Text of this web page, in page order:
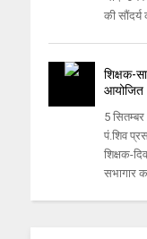
की
शिक्षक-
आयोजित
5
पं.शिव
शिक्षक-
सभागार